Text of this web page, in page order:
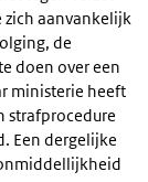
zich aanvankelijk
de
doen over een
ministerie heeft
strafprocedure
Een dergelijke